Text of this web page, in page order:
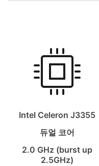
Intel Celeron J3355
듀얼 코어
2.0 GHz (burst up
2.5GHz)